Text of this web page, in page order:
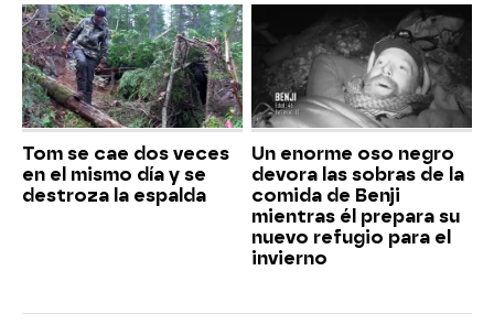
Tom se cae dos veces
en el mismo día y se
destroza la espalda
Un enorme oso negro
devora las sobras de la
comida de Benji
mientras él prepara su
nuevo refugio para el
invierno